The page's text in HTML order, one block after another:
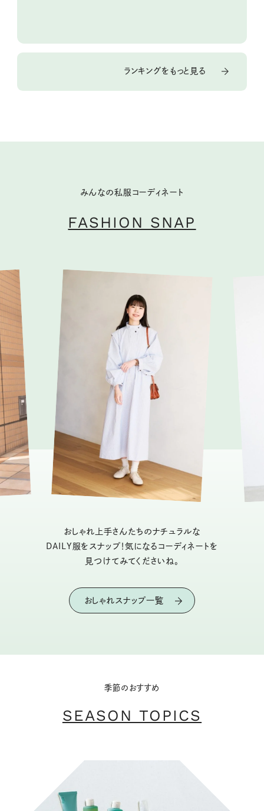
ランキングをもっと見る
みんなの私服コーディネート
FASHION SNAP
おしゃれ上手さんたちのナチュラルな
DAILY服をスナップ！気になるコーディネートを
見つけてみてくださいね。
おしゃれスナップ一覧
季節のおすすめ
SEASON TOPICS